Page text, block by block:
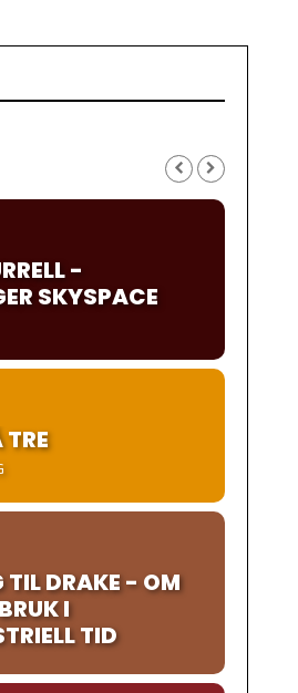
-
SKYSPACE
TRE
TIL DRAKE - OM
I
TID